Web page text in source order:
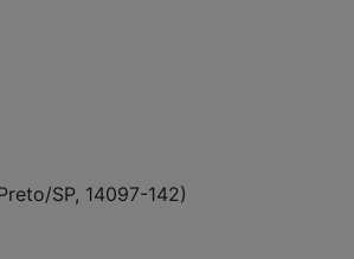
SP, 14097-142)